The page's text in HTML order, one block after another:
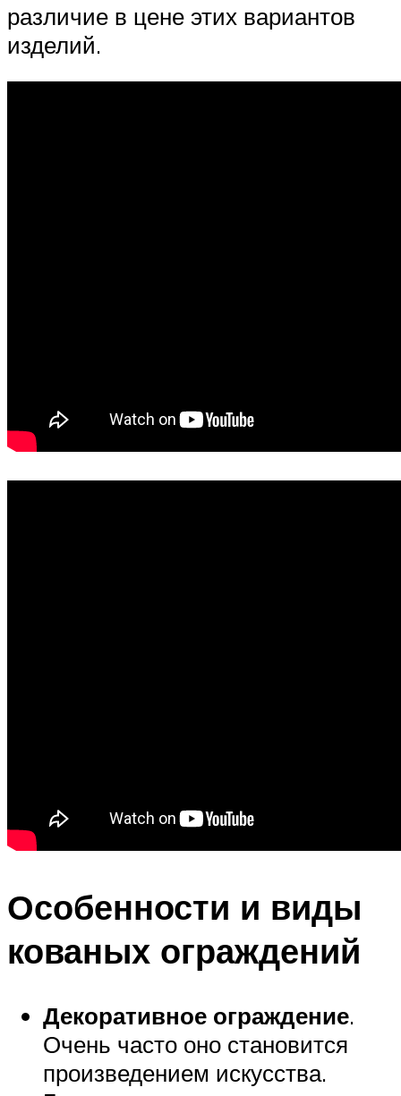
различие в цене этих вариантов
изделий.
Особенности и виды
кованых ограждений
Декоративное ограждение.
Очень часто оно становится
произведением искусства.